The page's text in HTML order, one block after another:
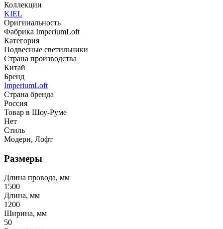
Коллекции
KIEL
Оригинальность
Фабрика ImperiumLoft
Категория
Подвесные светильники
Страна производства
Китай
Бренд
ImperiumLoft
Страна бренда
Россия
Товар в Шоу-Руме
Нет
Стиль
Модерн, Лофт
Размеры
Длина провода, мм
1500
Длина, мм
1200
Ширина, мм
50